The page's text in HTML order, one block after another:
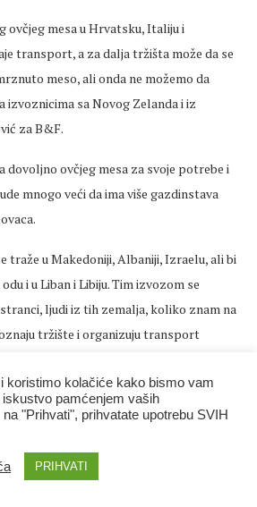
ovčjeg mesa u Hrvatsku, Italiju i
transport, a za dalja tržišta može da se
meso, ali onda ne možemo da
izvoznicima sa Novog Zelanda i iz
za B&F.
dovoljno ovčjeg mesa za svoje potrebe i
mnogo veći da ima više gazdinstava
traže u Makedoniji, Albaniji, Izraelu, ali bi
i u Liban i Libiju. Tim izvozom se
ljudi iz tih zemalja, koliko znam na
tržište i organizuju transport
odakle se muška jagnjad izvoze
80 kilograma i onda prodaju, a druga dva
i u Adorjanu kod Kanjiže.
koristimo kolačiće kako bismo vam
iskustvo pamćenjem vaših
"Prihvati", prihvatate upotrebu SVIH
PRIHVATI